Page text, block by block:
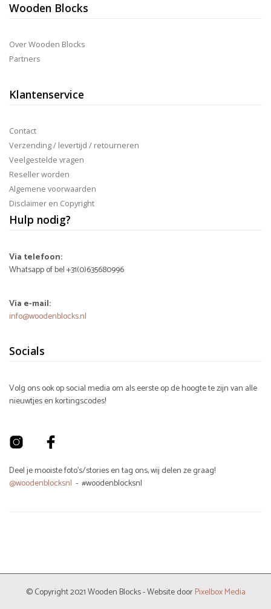
Wooden Blocks
Over Wooden Blocks
Partners
Klantenservice
Contact
Verzending / levertijd / retourneren
Veelgestelde vragen
Reseller worden
Algemene voorwaarden
Disclaimer en Copyright
Hulp nodig?
Via telefoon:
Whatsapp of bel +31(0)635680996
Via e-mail:
info@woodenblocks.nl
Socials
Volg ons ook op social media om als eerste op de hoogte te zijn van alle
nieuwtjes en kortingscodes!
Deel je mooiste foto's/stories en tag ons, wij delen ze graag!
@woodenblocksnl - #woodenblocksnl
© Copyright 2021 Wooden Blocks - Website doorPixelbox Media